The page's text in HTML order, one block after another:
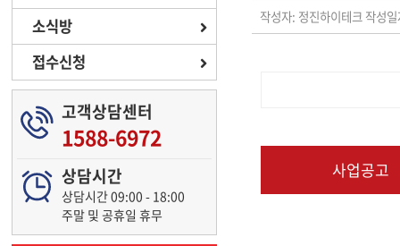
소식방
접수신청
고객상담센터
1588-6972
상담시간
상담시간 09:00 - 18:00
주말 및 공휴일 휴무
작성자: 정진하이테크 작성
사업공고